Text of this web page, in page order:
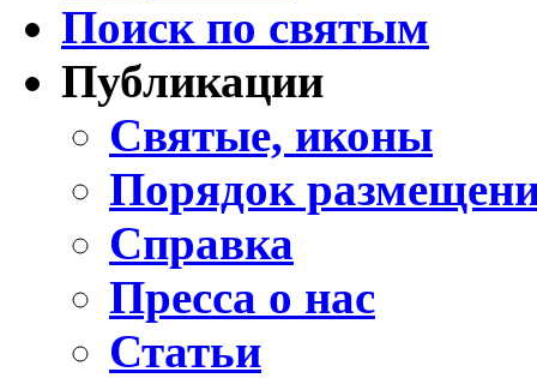
Поиск по святым
Публикации
Святые, иконы
Порядок
Справка
Пресса о нас
Статьи